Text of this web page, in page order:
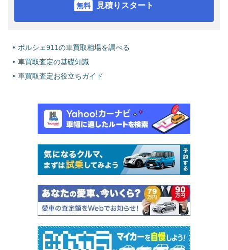
見積りスタート
ポルシェ911の車買取相場を調べる
車買取査定の基礎知識
車買取査定お役立ちガイド